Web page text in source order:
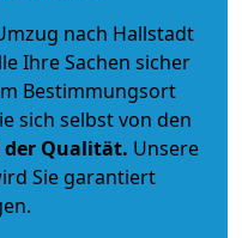
nach Hallstadt
Ihre Sachen sicher
Bestimmungsort
sich selbst von den
der Qualität. Unsere
Sie garantiert